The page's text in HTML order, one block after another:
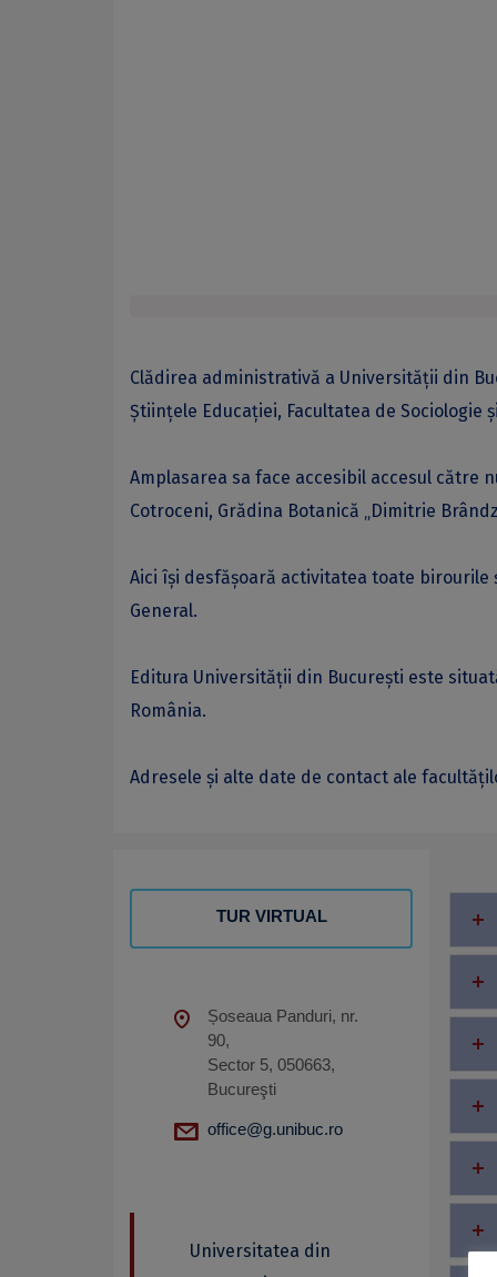
Clădirea administrativă a Universității din
Științele Educației, Facultatea de Sociologie
Amplasarea sa face accesibil accesul către
Cotroceni, Grădina Botanică „Dimitrie
Aici își desfășoară activitatea toate
General.
Editura Universității din București este
România.
Adresele și alte date de contact ale
TUR VIRTUAL
Șoseaua Panduri, nr.
90,
Sector 5, 050663,
Bucureşti
office@g.unibuc.ro
Universitatea din